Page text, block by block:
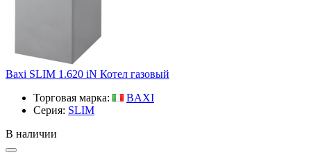
Baxi SLIM 1.620 iN Котел газовый
Торговая марка:
BAXI
Серия: SLIM
В наличии